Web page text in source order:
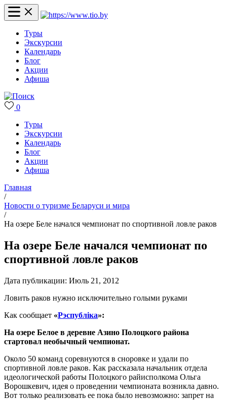
Туры
Экскурсии
Календарь
Блог
Акции
Афиша
0
Туры
Экскурсии
Календарь
Блог
Акции
Афиша
Главная
/
Новости о туризме Беларуси и мира
/
На озере Беле начался чемпионат по спортивной ловле раков
На озере Беле начался чемпионат по
спортивной ловле раков
Дата публикации: Июль 21, 2012
Ловить раков нужно исключительно голыми руками
Как сообщает «Рэспублiка»:
На озере Белое в деревне Азино Полоцкого района
стартовал необычный чемпионат.
Около 50 команд соревнуются в сноровке и удали по
спортивной ловле раков. Как рассказала начальник отдела
идеологической работы Полоцкого райисполкома Ольга
Ворошкевич, идея о проведении чемпионата возникла давно.
Вот только реализовать ее пока было невозможно: запрет на